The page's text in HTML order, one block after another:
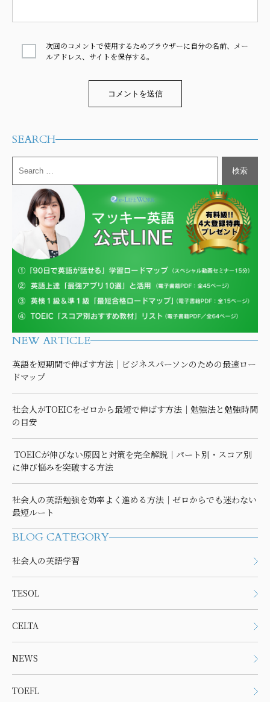
次回のコメントで使用するためブラウザーに自分の名前、メー
ルアドレス、サイトを保存する。
SEARCH
NEW ARTICLE
英語を短期間で伸ばす方法｜ビジネスパーソンのための最速ロー
ドマップ
社会人がTOEICをゼロから最短で伸ばす方法｜勉強法と勉強時間
の目安
TOEICが伸びない原因と対策を完全解説｜パート別・スコア別
に伸び悩みを突破する方法
社会人の英語勉強を効率よく進める方法｜ゼロからでも迷わない
最短ルート
BLOG CATEGORY
社会人の英語学習
TESOL
CELTA
NEWS
TOEFL